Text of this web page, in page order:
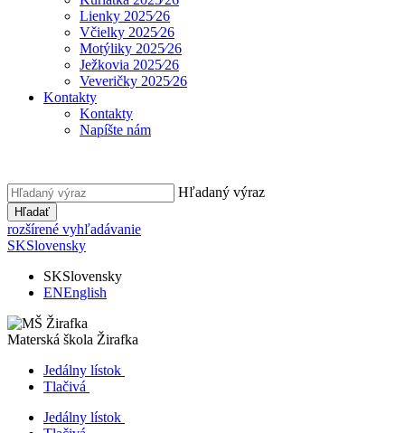
Lienky 2025⁄26
Včielky 2025⁄26
Motýliky 2025⁄26
Ježkovia 2025⁄26
Veveričky 2025⁄26
Kontakty
Kontakty
Napíšte nám
Hľadaný výraz
Hľadať
rozšírené vyhľadávanie
SKSlovensky
SKSlovensky
ENEnglish
Materská škola Žirafka
Jedálny lístok
Tlačivá
Jedálny lístok